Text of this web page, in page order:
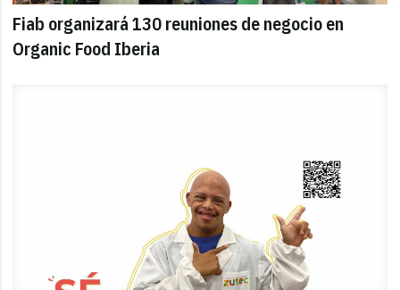
Fiab organizará 130 reuniones de negocio en
Organic Food Iberia